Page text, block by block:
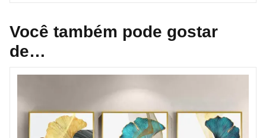
Você também pode gostar
de…